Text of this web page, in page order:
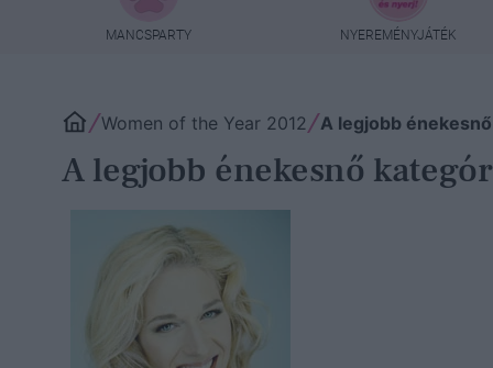
MANCSPARTY NYEREMÉNYJÁTÉK
Women of the Year 2012 A legjobb
A legjobb énekesnő